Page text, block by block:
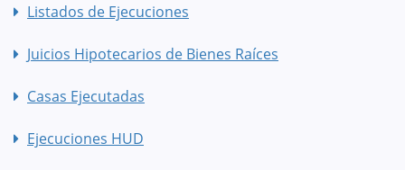
Listados de Ejecuciones
Juicios Hipotecarios de Bienes Raíces
Casas Ejecutadas
Ejecuciones HUD